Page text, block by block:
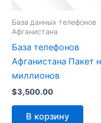
База данных телефонов
Афганистана
База телефонов
Афганистана Пакет
миллионов
$3,500.00
В корзину